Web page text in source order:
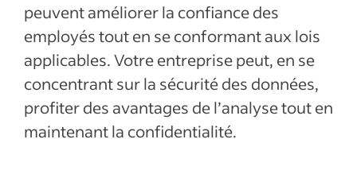
peuvent améliorer la confiance des
employés tout en se conformant aux lois
applicables. Votre entreprise peut, en se
concentrant sur la sécurité des données,
profiter des avantages de l’analyse tout en
maintenant la confidentialité.